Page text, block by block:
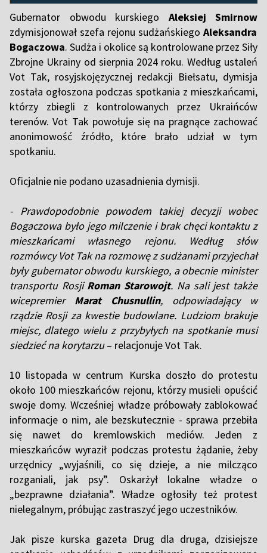
Gubernator obwodu kurskiego Aleksiej Smirnow
zdymisjonował szefa rejonu sudżańskiego Aleksandra
Bogaczowa. Sudża i okolice są kontrolowane przez Siły
Zbrojne Ukrainy od sierpnia 2024 roku. Według ustaleń
Vot Tak, rosyjskojęzycznej redakcji Biełsatu, dymisja
została ogłoszona podczas spotkania z mieszkańcami,
którzy zbiegli z kontrolowanych przez Ukraińców
terenów. Vot Tak powołuje się na pragnące zachować
anonimowość źródło, które brało udział w tym
spotkaniu.
Oficjalnie nie podano uzasadnienia dymisji.
- Prawdopodobnie powodem takiej decyzji wobec
Bogaczowa było jego milczenie i brak chęci kontaktu z
mieszkańcami własnego rejonu. Według słów
rozmówcy Vot Tak na rozmowę z sudżanami przyjechał
były gubernator obwodu kurskiego, a obecnie minister
transportu Rosji Roman Starowojt. Na sali jest także
wicepremier Marat Chusnullin, odpowiadający w
rządzie Rosji za kwestie budowlane. Ludziom brakuje
miejsc, dlatego wielu z przybyłych na spotkanie musi
siedzieć na korytarzu– relacjonuje Vot Tak.
10 listopada w centrum Kurska doszło do protestu
około 100 mieszkańców rejonu, którzy musieli opuścić
swoje domy. Wcześniej władze próbowały zablokować
informacje o nim, ale bezskutecznie - sprawa przebiła
się nawet do kremlowskich mediów. Jeden z
mieszkańców wyraził podczas protestu żądanie, żeby
urzędnicy „wyjaśnili, co się dzieje, a nie milcząco
rozganiali, jak psy”. Oskarżył lokalne władze o
„bezprawne działania”. Władze ogłosiły też protest
nielegalnym, próbując zastraszyć jego uczestników.
Jak pisze kurska gazeta Drug dla druga, dzisiejsze